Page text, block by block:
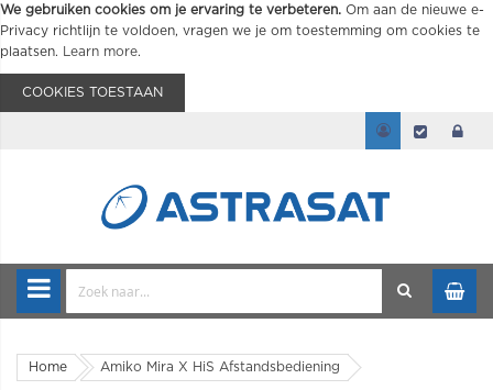
We gebruiken cookies om je ervaring te verbeteren. Om aan de nieuwe e-
Privacy richtlijn te voldoen, vragen we je om toestemming om cookies te
plaatsen.
Learn more.
COOKIES TOESTAAN
Home Amiko Mira X HiS Afstandsbediening